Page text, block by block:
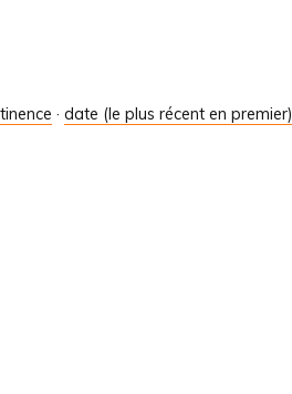
· date (le plus récent en premier)